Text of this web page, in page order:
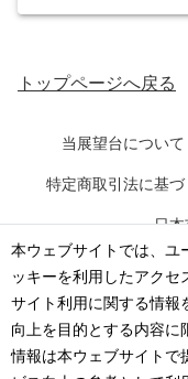
本ウェブサイトでは、ユ
ッキーを利用したアク
サイト利用に関する情報
向上を目的とする内容に
情報は本ウェブサイトで
トップページへ戻る
当展望台について
特定商取引法に基
日
©2026·